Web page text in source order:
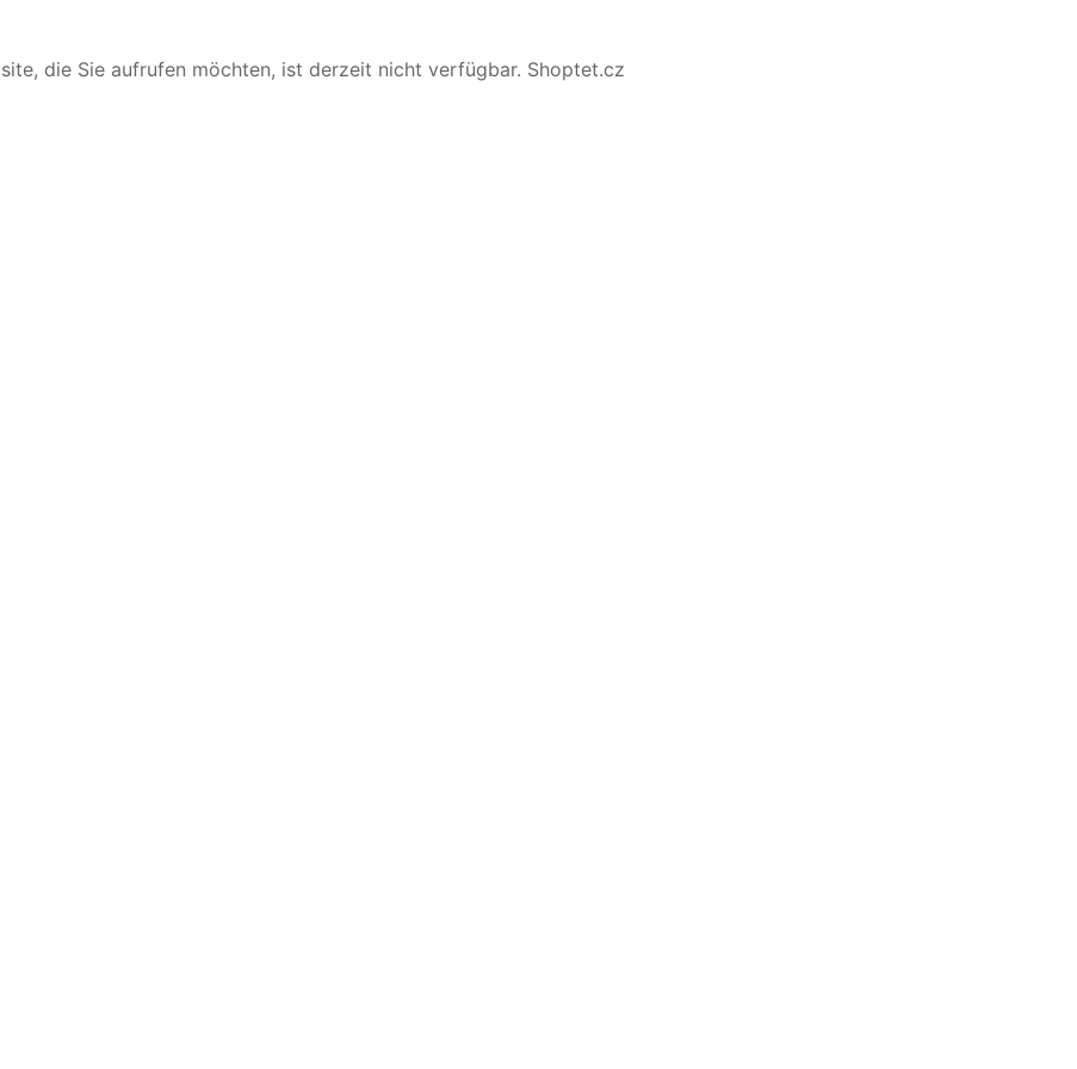
die Sie aufrufen möchten, ist derzeit nicht verfügbar. Shoptet.cz